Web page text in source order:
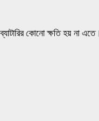
কোনো ক্ষতি হয় না এতে।